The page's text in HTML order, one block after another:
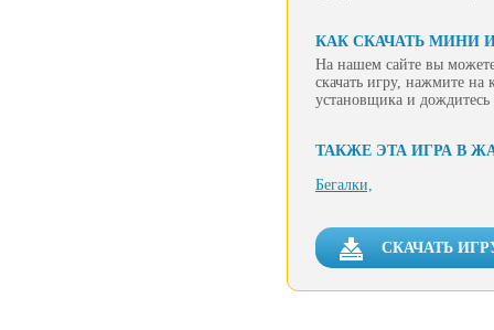
КАК СКАЧАТЬ МИНИ
На нашем сайте вы
скачать игру, нажмите на
установщика и
ТАКЖЕ ЭТА ИГРА В
Бегалки,
СКАЧАТЬ